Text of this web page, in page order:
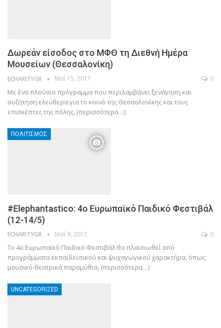
Δωρεάν είσοδος στο ΜΦΘ τη Διεθνή Ημέρα
Μουσείων (Θεσσαλονίκη)
ECHARITYGR Μαΐ 15, 2017 0
Με ένα πλούσιο πρόγραμμα που περιλαμβάνει ξενάγηση και
συζήτηση ελεύθερα για το κοινό της Θεσσαλονίκης και τους
επισκέπτες της πόλης, (περισσότερα…)
ΠΟΛΙΤΙΣΜΌΣ
#Elephantastico: 4ο Ευρωπαϊκό Παιδικό Φεστιβάλ
(12-14/5)
ECHARITYGR Μαΐ 9, 2017 0
Το 4ο Ευρωπαϊκό Παιδικό Φεστιβάλ θα πλαισιωθεί από
προγράμματα εκπαιδευτικού και ψυχαγωγικού χαρακτήρα, όπως
μουσικό-θεατρικά παραμύθια, (περισσότερα…)
UNCATEGORIZED